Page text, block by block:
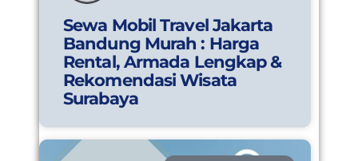
Sewa Mobil Travel Jakarta
Bandung Murah : Harga
Rental, Armada Lengkap &
Rekomendasi Wisata
Surabaya